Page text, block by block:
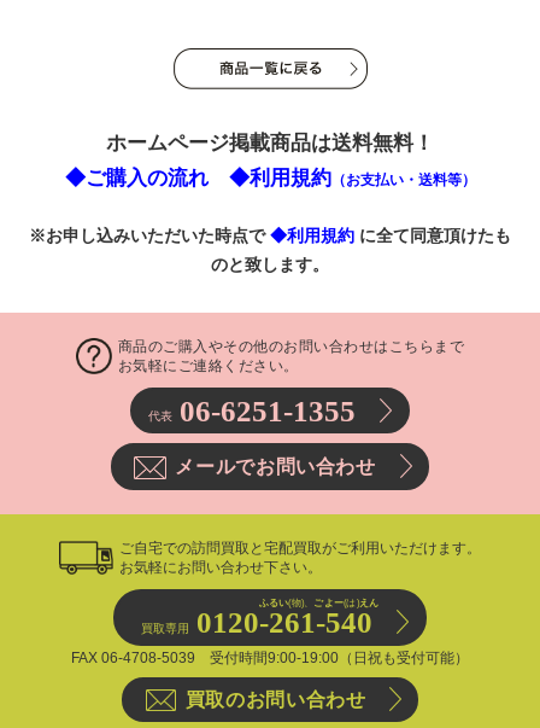
ホームページ掲載商品は送料無料！
◆ご購入の流れ
◆利用規約 （お支払い・送料等）
※お申し込みいただいた時点で◆利用規約 に全て同意頂けたも
のと致します。
商品のご購入やその他のお問い合わせはこちらまで
お気軽にご連絡ください。
代表 06-6251-1355
メールでお問い合わせ
ご自宅での訪問買取と宅配買取がご利用いただけます。
お気軽にお問い合わせ下さい。
ふるい(物)、 ごよー(は)えん
買取専用 0120-261-540
FAX 06-4708-5039 受付時間9:00-19:00（日祝も受付可能）
買取のお問い合わせ